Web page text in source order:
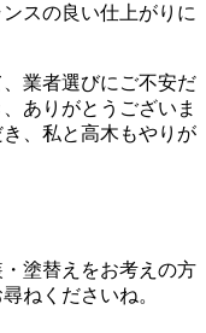
スの良い仕上がりに
業者選びにご不安だ
ありがとうございま
、私と高木もやりが
塗替えをお考えの方
ねくださいね。